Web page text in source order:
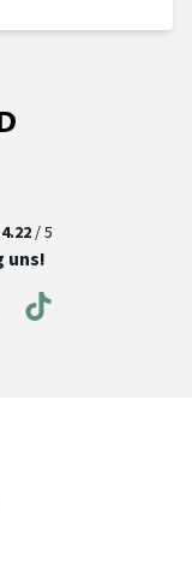
4.22 / 5
uns!